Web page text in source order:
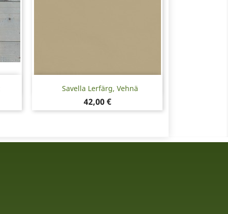
Savella Lerfärg, Vehnä
Pris
42,00 €
 Snabbvy